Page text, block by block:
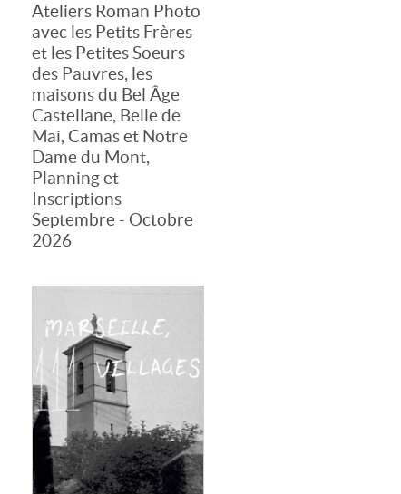
Ateliers Roman Photo
avec les Petits Frères
et les Petites Soeurs
des Pauvres, les
maisons du Bel Âge
Castellane, Belle de
Mai, Camas et Notre
Dame du Mont,
Planning et
Inscriptions
Septembre - Octobre
2026